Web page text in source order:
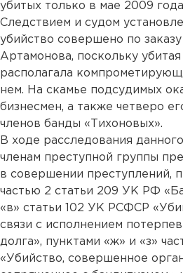
убитых только в мае 2009
Следствием и судом
убийство совершено по
Артамонова, поскольку
располагала
нем. На скамье подсудимых
бизнесмен, а также четверо
членов банды «Тихоновых».
В ходе расследования
членам преступной группы
в совершении преступлений,
частью 2 статьи 209 УК РФ
«в» статьи 102 УК РСФСР
связи с исполнением
долга», пунктами «ж» и «з»
«Убийство, совершенное